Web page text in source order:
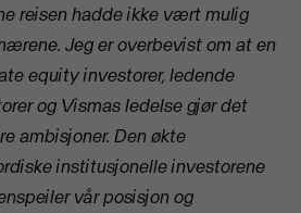
reisen hadde ikke vært mulig
Jeg er overbevist om at en
equity investorer, ledende
og Vismas ledelse gjør det
ambisjoner. Den økte
institusjonelle investorene
vår posisjon og